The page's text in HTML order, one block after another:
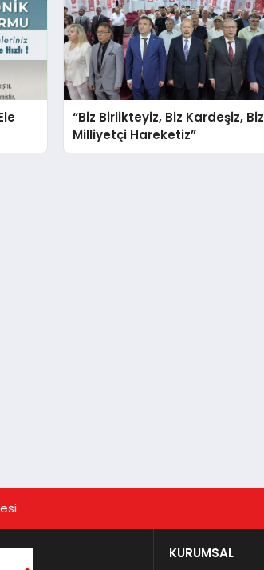
“Biz Birlikteyiz, Biz Kardeşiz, Biz
Milliyetçi Hareketiz”
KURUMSAL